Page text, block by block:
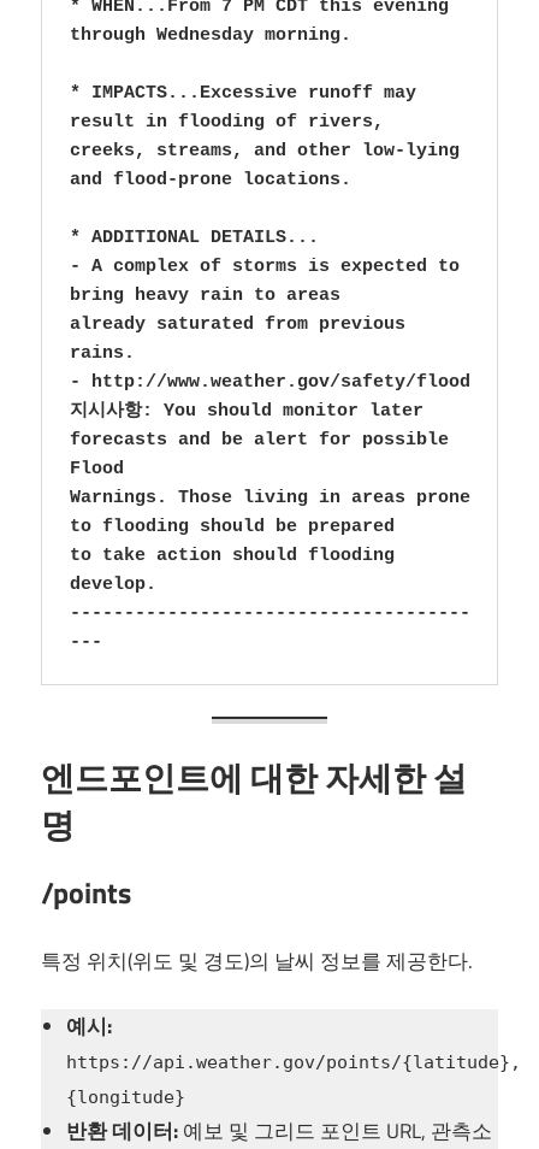
* WHEN...From 7 PM CDT this evening
through Wednesday morning.
* IMPACTS...Excessive runoff may
result in flooding of rivers,
creeks, streams, and other low-lying
and flood-prone locations.
* ADDITIONAL DETAILS...
- A complex of storms is expected to
bring heavy rain to areas
already saturated from previous
rains.
- http://www.weather.gov/safety/flood
지시사항: You should monitor later
forecasts and be alert for possible
Flood
Warnings. Those living in areas prone
to flooding should be prepared
to take action should flooding
develop.
-------------------------------------
---
엔드포인트에 대한 자세한 설
명
/points
특정 위치(위도 및 경도)의 날씨 정보를 제공한다.
예시:
https://api.weather.gov/points/{latitude},
{longitude}
반환 데이터:예보 및 그리드 포인트 URL, 관측소